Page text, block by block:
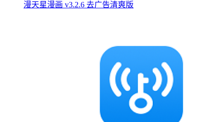
漫天星漫画 v3.2.6 去广告清爽版